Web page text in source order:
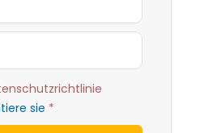
sie *